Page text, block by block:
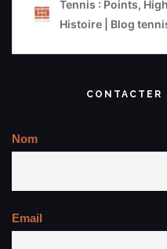
CONTACTER
Nom
Email